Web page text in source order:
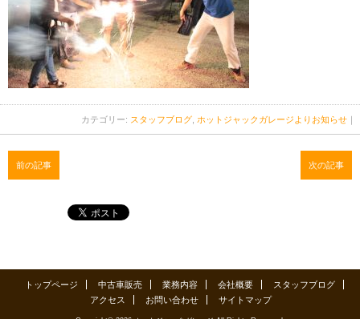
カテゴリー: スタッフブログ ホットジャックガレージよりお知らせ ｜
前の記事 次の記事
トップページ 中古車販売 業務内容 会社概要
スタッフブログ
アクセス
お問い合わせ サイトマップ